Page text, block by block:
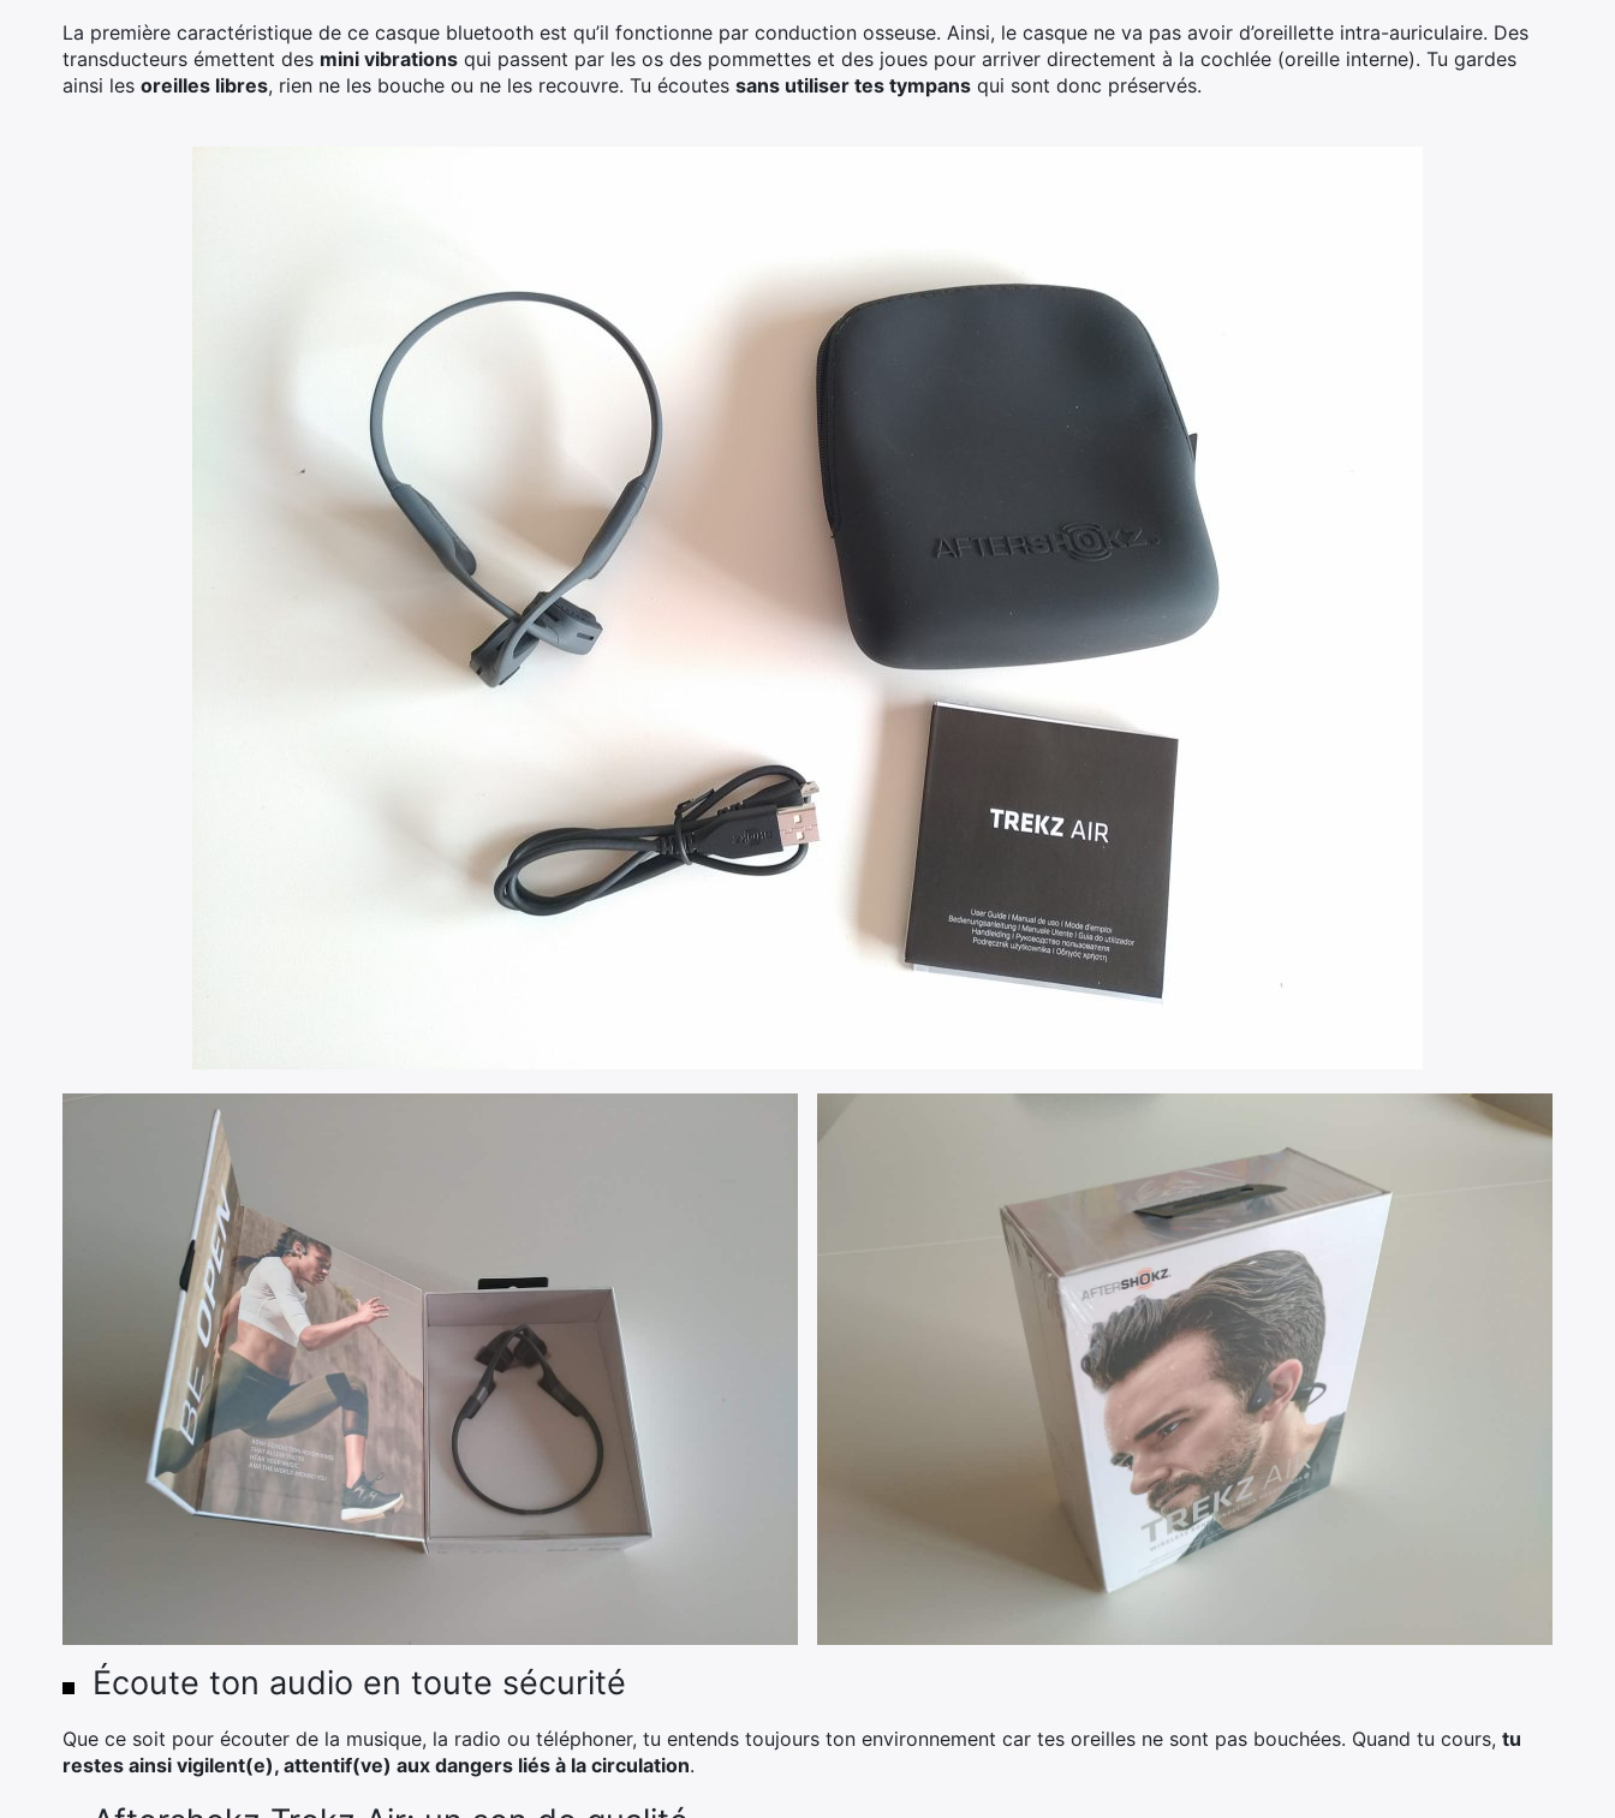
La première caractéristique de ce casque bluetooth est qu’il fonctionne par conduction osseuse. Ainsi, le casque ne va pas avoir d’oreillette intra-auriculaire. Des
transducteurs émettent des mini vibrations qui passent par les os des pommettes et des joues pour arriver directement à la cochlée (oreille interne). Tu gardes
ainsi les oreilles libres, rien ne les bouche ou ne les recouvre. Tu écoutes sans utiliser tes tympans qui sont donc préservés.
Écoute ton audio en toute sécurité
Que ce soit pour écouter de la musique, la radio ou téléphoner, tu entends toujours ton environnement car tes oreilles ne sont pas bouchées. Quand tu cours, tu
restes ainsi vigilent(e), attentif(ve) aux dangers liés à la circulation.